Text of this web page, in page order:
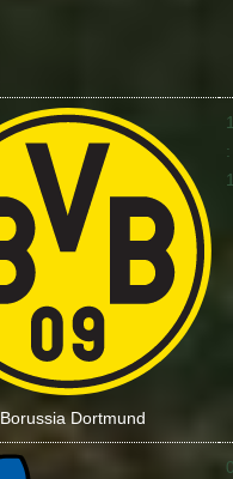
Borussia Dortmund
: